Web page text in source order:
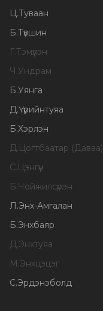
Ц.Туваан
Б.Түвшин
Г.Тэмүүлэн
Ч.Ундрам
Б.Уянга
Д.Үүрийнтуяа
Б.Хэрлэн
Д.Цогтбаатар (Даваа)
С.Цэнгүүн
Б.Чойжилсүрэн
Л.Энх-Амгалан
Б.Энхбаяр
Д.Энхтуяа
М.Энхцэцэг
С.Эрдэнэболд